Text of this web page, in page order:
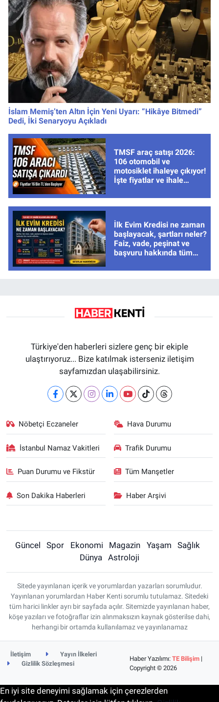
İslam Memiş’ten Altın İçin Yeni Uyarı: “Hikâye Bitmedi”
Dedi, İki Senaryoyu Açıkladı
TMSF araç satışı 2026:
106 otomobil ve
motosiklet ihaleye çıkıyor!
İşte fiyatlar ve ihale
İlk Evim Kredisi ne zaman
başlayacak, şartları neler?
Faiz, vade, peşinat ve
başvuru hakkında tüm
Türkiye'den haberleri sizlere genç bir ekiple
ulaştırıyoruz... Bize katılmak isterseniz iletişim
sayfamızdan ulaşabilirsiniz.
Nöbetçi Eczaneler Hava Durumu
İstanbul Namaz Vakitleri Trafik Durumu
Puan Durumu ve Fikstür Tüm Manşetler
Son Dakika Haberleri Haber Arşivi
Güncel Spor Ekonomi Magazin Yaşam
Sağlık
Dünya
Astroloji
Sitede yayınlanan içerik ve yorumlardan yazarları sorumludur.
Yayınlanan yorumlardan Haber Kenti sorumlu tutulamaz. Sitedeki
tüm harici linkler ayrı bir sayfada açılır. Sitemizde yayınlanan haber,
köşe yazıları ve fotoğraflar izin alınmaksızın kaynak gösterilse dahi,
herhangi bir ortamda kullanılamaz ve yayınlanamaz
İletişim
Yayın İlkeleri
Gizlilik Sözleşmesi
Haber Yazılımı:TE Bilişim |
Copyright © 2026
En iyi site deneyimi sağlamak için çerezlerden